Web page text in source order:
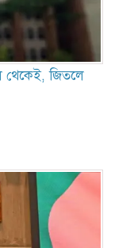
থেকেই, জিতলে